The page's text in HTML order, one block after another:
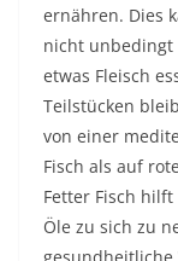
ernähren. Dies
nicht unbedingt
etwas Fleisch
Teilstücken
von einer
Fisch als auf
Fetter Fisch
Öle zu sich zu